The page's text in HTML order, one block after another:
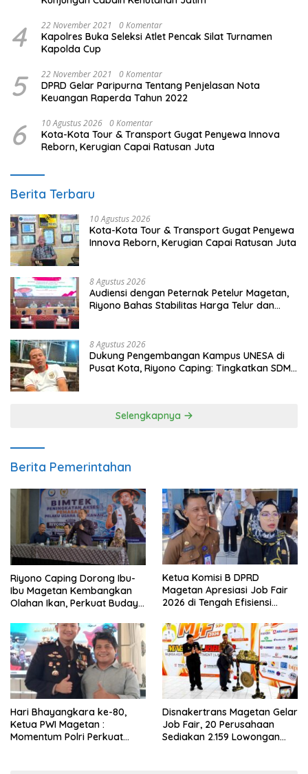
4 22 November 2021 0 Komentar
Kapolres Buka Seleksi Atlet Pencak Silat Turnamen
Kapolda Cup
5 22 November 2021 0 Komentar
DPRD Gelar Paripurna Tentang Penjelasan Nota
Keuangan Raperda Tahun 2022
6 10 Agustus 2026 0 Komentar
Kota-Kota Tour & Transport Gugat Penyewa Innova
Reborn, Kerugian Capai Ratusan Juta
Berita Terbaru
10 Agustus 2026
Kota-Kota Tour & Transport Gugat Penyewa
Innova Reborn, Kerugian Capai Ratusan Juta
8 Agustus 2026
Audiensi dengan Peternak Petelur Magetan,
Riyono Bahas Stabilitas Harga Telur dan
8 Agustus 2026
Dukung Pengembangan Kampus UNESA di
Pusat Kota, Riyono Caping: Tingkatkan SDM
Selengkapnya
Berita Pemerintahan
Riyono Caping Dorong Ibu-
Ibu Magetan Kembangkan
Olahan Ikan, Perkuat Budaya
Ketua Komisi B DPRD
Magetan Apresiasi Job Fair
2026 di Tengah Efisiensi
Hari Bhayangkara ke-80,
Ketua PWI Magetan :
Momentum Polri Perkuat
Disnakertrans Magetan Gelar
Job Fair, 20 Perusahaan
Sediakan 2.159 Lowongan